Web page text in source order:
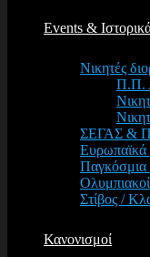
Events &
Νικητές
Π.Π.
ΣΕΓΑΣ &
Στίβος /
Κανονισμοί